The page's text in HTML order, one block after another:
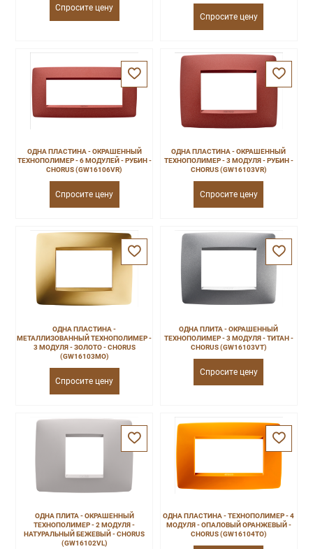
Спросите цену
Спросите цену
ОДНА ПЛАСТИНА - ОКРАШЕННЫЙ
ТЕХНОПОЛИМЕР - 6 МОДУЛЕЙ - РУБИН -
CHORUS (GW16106VR)
Спросите цену
ОДНА ПЛАСТИНА - ОКРАШЕННЫЙ
ТЕХНОПОЛИМЕР - 3 МОДУЛЯ - РУБИН -
CHORUS (GW16103VR)
Спросите цену
ОДНА ПЛАСТИНА -
МЕТАЛЛИЗОВАННЫЙ ТЕХНОПОЛИМЕР -
3 МОДУЛЯ - ЗОЛОТО - CHORUS
(GW16103MO)
Спросите цену
ОДНА ПЛИТА - ОКРАШЕННЫЙ
ТЕХНОПОЛИМЕР - 3 МОДУЛЯ - ТИТАН -
CHORUS (GW16103VT)
Спросите цену
ОДНА ПЛИТА - ОКРАШЕННЫЙ
ТЕХНОПОЛИМЕР - 2 МОДУЛЯ -
НАТУРАЛЬНЫЙ БЕЖЕВЫЙ - CHORUS
(GW16102VL)
ОДНА ПЛАСТИНА - ТЕХНОПОЛИМЕР - 4
МОДУЛЯ - ОПАЛОВЫЙ ОРАНЖЕВЫЙ -
CHORUS (GW16104TO)